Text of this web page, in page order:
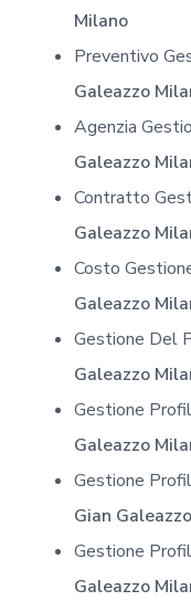
Milano
Preventivo
Galeazzo
Agenzia
Galeazzo
Contratto
Galeazzo
Costo
Galeazzo
Gestione Del
Galeazzo
Gestione
Galeazzo
Gestione
Gian
Gestione
Galeazzo